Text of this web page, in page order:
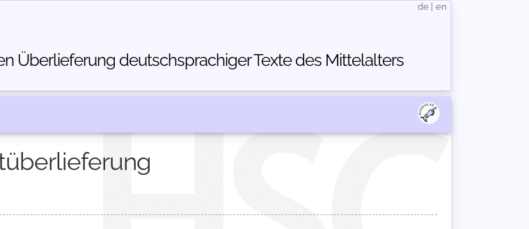
Über­lieferung deutschsprachiger Texte des Mittelalters
de en